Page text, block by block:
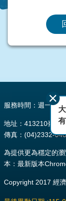
服務時間：週一至
地址：413210臺中
傳真：(04)2332-
為提供更為穩定的
本：最新版本
Copyright 2017 經